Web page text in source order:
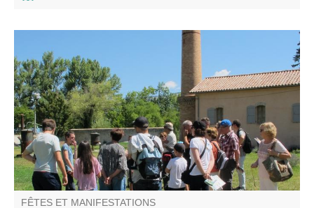
Profitez d’une visite guidée pour découvrir l’histoire de
cette ancienne distillerie de lavande fine construite en
1905 par l’entreprise allemande Schimmel. Un
témoignage unique d’un passé lié à l’industrie du parfum,
florissante au milieu du XXe siècle.
FÊTES ET MANIFESTATIONS